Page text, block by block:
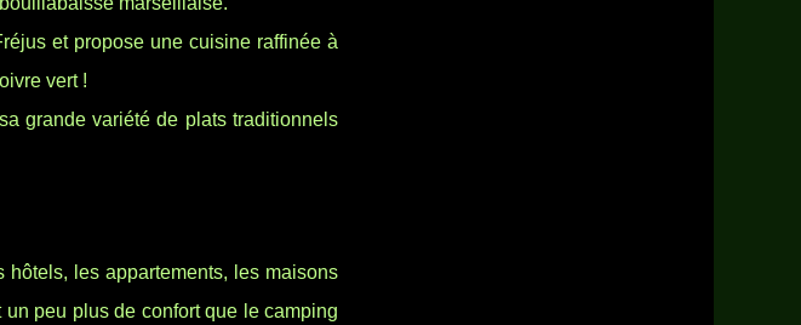
et propose une cuisine raffinée à
vert !
grande variété de plats traditionnels
les appartements, les maisons
peu plus de confort que le camping